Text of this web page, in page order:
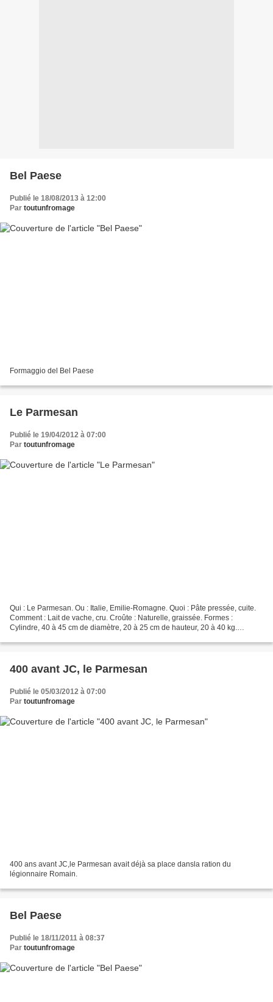
Bel Paese
Publié le 18/08/2013 à 12:00
Par toutunfromage
Formaggio del Bel Paese
Le Parmesan
Publié le 19/04/2012 à 07:00
Par toutunfromage
Qui : Le Parmesan. Ou : Italie, Emilie-Romagne. Quoi : Pâte pressée, cuite.
Comment : Lait de vache, cru. Croûte : Naturelle, graissée. Formes :
Cylindre, 40 à 45 cm de diamètre, 20 à 25 cm de hauteur, 20 à 40 kg.
400 avant JC, le Parmesan
Publié le 05/03/2012 à 07:00
Par toutunfromage
400 ans avant JC,le Parmesan avait déjà sa place dansla ration du
légionnaire Romain.
Bel Paese
Publié le 18/11/2011 à 08:37
Par toutunfromage